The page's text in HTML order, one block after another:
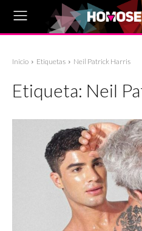
Inicio Etiquetas Neil Patrick Harris
Etiqueta: Neil